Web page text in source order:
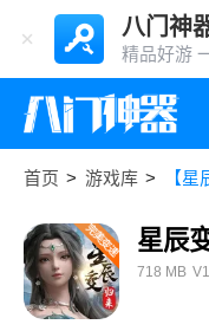
八门神
精品好游
首页 > 游戏库 > 【星
星辰
718 MB